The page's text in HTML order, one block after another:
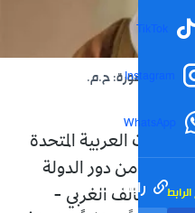
TikTok
Instagram
WhatsApp
رابط مختصر
المتحدة، الصورة: ح.م.
العربية المتحدة
انتقلت من دور الدولة
بالتحالف الغربي -